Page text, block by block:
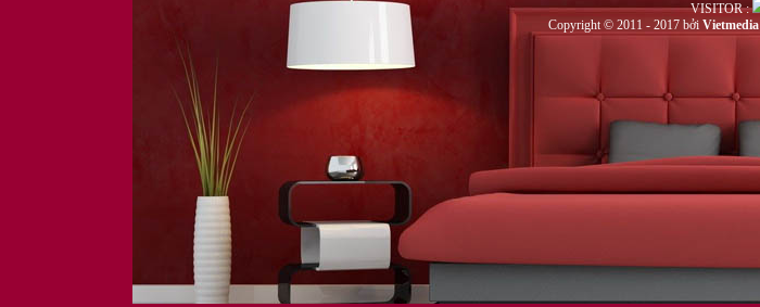
VISITOR :
Copyright © 2011 - 2017 bởi Vietmedia